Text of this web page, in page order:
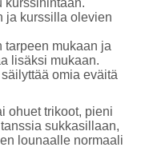
kurssihintaan.
ja kurssilla olevien
tarpeen mukaan ja
lisäksi mukaan.
omia eväitä
ohuet trikoot, pieni
sukkasillaan,
lounaalle normaali